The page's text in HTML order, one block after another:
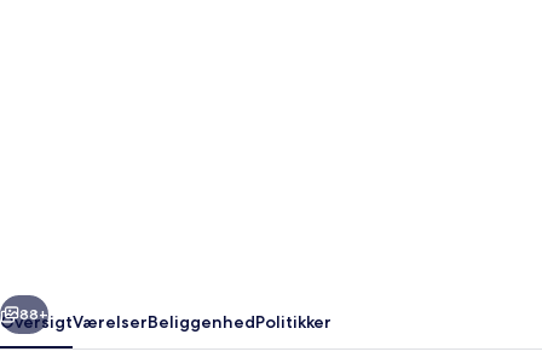
Næste
88+
OversigtVærelserBeliggenhedPolitikker